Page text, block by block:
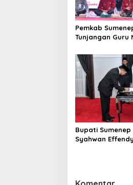
o
s
Pemkab
Tunjangan Guru
Strategis
Generasi
Bupati Sumenep
Syahwan